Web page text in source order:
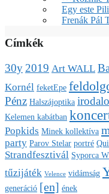
Egy este
Frenák Pál
Címkék
30y 2019 Art WALL
Kornél feketEpe
Pénz Halszájoptika
Kelemen kabátban
Popkids Minek kollektíva
party Parov Stelar portré
Strandfesztivál Syporca
tűzijáték Velence vidámság
generáció [en] ének